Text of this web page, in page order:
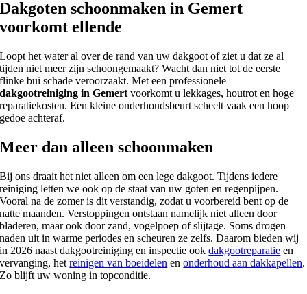
Dakgoten schoonmaken in Gemert
voorkomt ellende
Loopt het water al over de rand van uw dakgoot of ziet u dat ze al
tijden niet meer zijn schoongemaakt? Wacht dan niet tot de eerste
flinke bui schade veroorzaakt. Met een professionele
dakgootreiniging in Gemert voorkomt u lekkages, houtrot en hoge
reparatiekosten. Een kleine onderhoudsbeurt scheelt vaak een hoop
gedoe achteraf.
Meer dan alleen schoonmaken
Bij ons draait het niet alleen om een lege dakgoot. Tijdens iedere
reiniging letten we ook op de staat van uw goten en regenpijpen.
Vooral na de zomer is dit verstandig, zodat u voorbereid bent op de
natte maanden. Verstoppingen ontstaan namelijk niet alleen door
bladeren, maar ook door zand, vogelpoep of slijtage. Soms drogen
naden uit in warme periodes en scheuren ze zelfs. Daarom bieden wij
in 2026 naast dakgootreiniging en inspectie ookdakgootreparatie en
vervanging, hetreinigen van boeidelen enonderhoud aan dakkapellen.
Zo blijft uw woning in topconditie.